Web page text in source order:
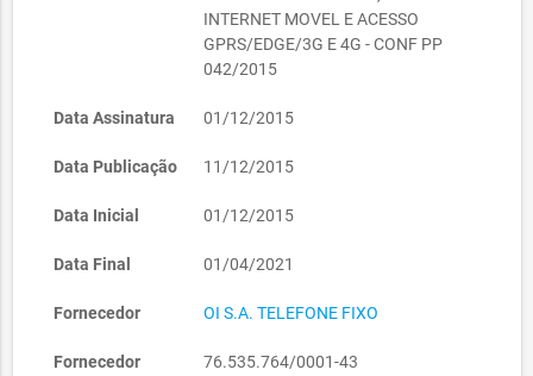
INTERNET MOVEL E ACESSO
GPRS/EDGE/3G E 4G - CONF PP
042/2015
Data Assinatura 01/12/2015
Data Publicação 11/12/2015
Data Inicial 01/12/2015
Data Final 01/04/2021
Fornecedor OI S.A. TELEFONE FIXO
Fornecedor
76.535.764/0001-43